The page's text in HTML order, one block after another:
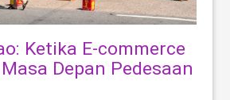
Ketika E-commerce
Depan Pedesaan